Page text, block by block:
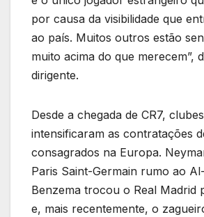
por causa da visibilidade que
ao país. Muitos outros estão
muito acima do que merecem”,
dirigente.
Desde a chegada de CR7,
intensificaram as contratações
consagrados na Europa.
Paris Saint-Germain rumo ao
Benzema trocou o Real Madrid
e, mais recentemente, o